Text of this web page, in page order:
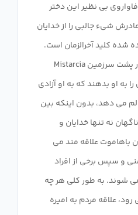
بی نظیر این دختر
شیء جالبی را از خدایان
شده کلید آخرالزمان است.
اژدهای باهاموت در جایی در پشت سرزمین Mistarcia
به او بدهند که به او آزادی
می دهد، بدون اینکه بین
نه تنها خدایان و
باهاموت علاقه مند می
و سپس برخی از افراد
شوند. به طور کلی هر چه
علاقه مردم به امیره